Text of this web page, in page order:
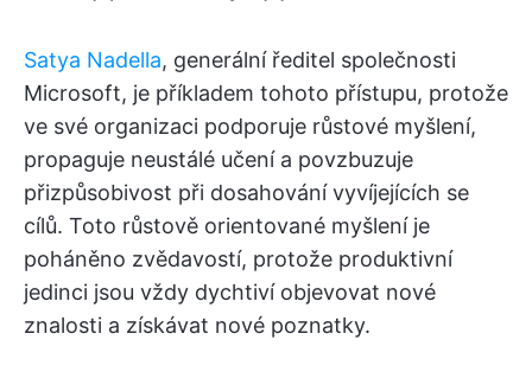
Satya Nadella, generální ředitel společnosti
Microsoft, je příkladem tohoto přístupu, protože
ve své organizaci podporuje růstové myšlení,
propaguje neustálé učení a povzbuzuje
přizpůsobivost při dosahování vyvíjejících se
cílů. Toto růstově orientované myšlení je
poháněno zvědavostí, protože produktivní
jedinci jsou vždy dychtiví objevovat nové
znalosti a získávat nové poznatky.